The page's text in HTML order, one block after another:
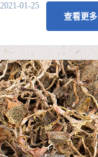
2021-01-25
查看更多